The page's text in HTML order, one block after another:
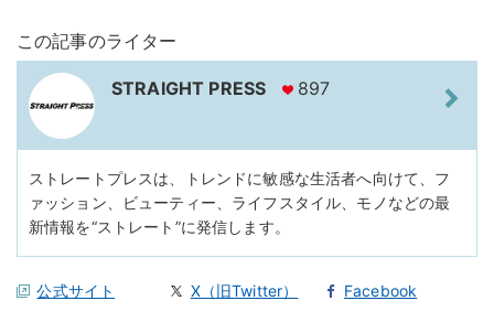
この記事のライター
STRAIGHT PRESS 897
ストレートプレスは、トレンドに敏感な生活者へ向けて、フ
ァッション、ビューティー、ライフスタイル、モノなどの最
新情報を“ストレート”に発信します。
公式サイト X（旧Twitter） Facebook